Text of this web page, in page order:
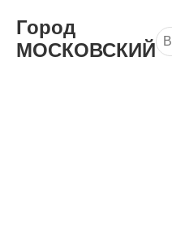
Город
МОСКОВСКИЙ